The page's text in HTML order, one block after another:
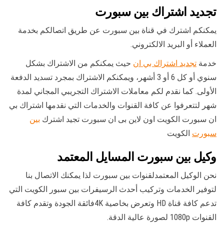
تجديد اشتراك بين سبورت
يمكنكم اشترك في قناة بين سبورت عن طريق اتصالكم بخدمة
العملاء أو البريد الالكتروني.
خدمة تجديد اشتراك بي ان حيث يمكنكم من الاشتراك بشكل
سنوي أو كل 6 أو 3 أشهر، ويمكنكم الاشتراك بمجرد تسديد الدفعة
الأولى. كما نقدم لكم معاملات الاشتراك التجريبي المجاني لمدة
شهر لتتعرفوا عن كافة القنوات والخدمات التي نقدمها اشتراك بي
ان سبورت الكويت اون لاين بى ان سبورت تجيد اشترك بين
سبورت الكويت
وكيل بين سبورت المسايل المعتمد
نحن الوكيل المعتمدلقنوات بين سبورت لذا يمكنك الاتصال بنا
لتوفير الخدمات وتركيب أحدث الرسيفرات بين سبور الكويت التي
تدعم كافة قناة HD وتعرض بخاصية 4Kفائقة الجودة وتقدم كافة
القنوات 1080p لصورة عالية الدقة.